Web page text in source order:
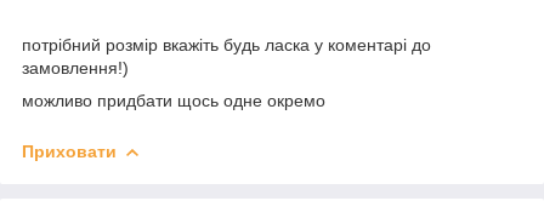
потрібний розмір вкажіть будь ласка у коментарі до
замовлення!)
можливо придбати щось одне окремо
Приховати